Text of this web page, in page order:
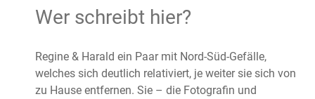
Wer schreibt hier?
Regine & Harald ein Paar mit Nord-Süd-Gefälle,
welches sich deutlich relativiert, je weiter sie sich von
zu Hause entfernen. Sie – die Fotografin und